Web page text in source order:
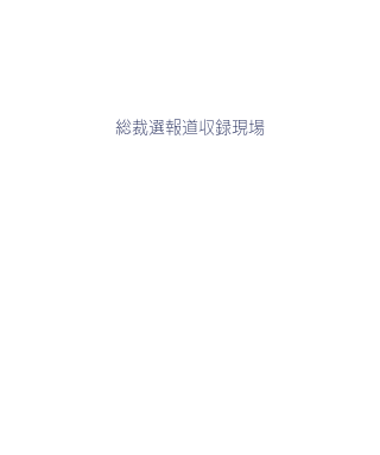
総裁選報道収録現場